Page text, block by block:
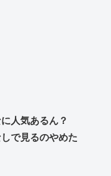
人気あるん？
で見るのやめた